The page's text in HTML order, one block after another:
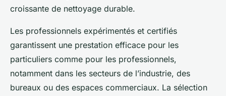
croissante de nettoyage durable.
Les professionnels expérimentés et certifiés
garantissent une prestation efficace pour les
particuliers comme pour les professionnels,
notamment dans les secteurs de l’industrie, des
bureaux ou des espaces commerciaux. La sélection